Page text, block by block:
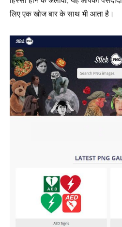
लिए एक खोज बार के साथ भी आता है।